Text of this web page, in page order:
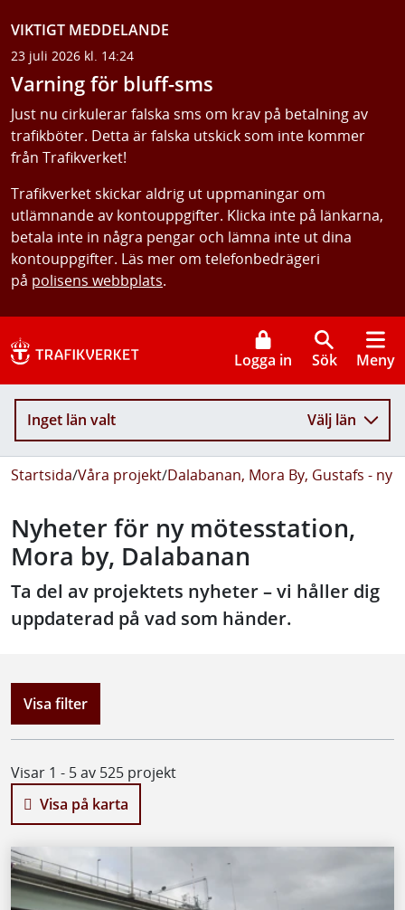
VIKTIGT MEDDELANDE
23 juli 2026 kl. 14:24
Varning för bluff-sms
Just nu cirkulerar falska sms om krav på betalning av
trafikböter. Detta är falska utskick som inte kommer
från Trafikverket!
Trafikverket skickar aldrig ut uppmaningar om
utlämnande av kontouppgifter. Klicka inte på länkarna,
betala inte in några pengar och lämna inte ut dina
kontouppgifter. Läs mer om telefonbedrägeri
på polisens webbplats.
Logga in Sök Meny
Inget län valt Välj län
Startsida/Våra projekt/Dalabanan, Mora By, Gustafs - ny
Nyheter för ny mötesstation,
Mora by, Dalabanan
Ta del av projektets nyheter – vi håller dig
uppdaterad på vad som händer.
Visa filter
Visar 1 - 5 av 525 projekt
Visa på karta